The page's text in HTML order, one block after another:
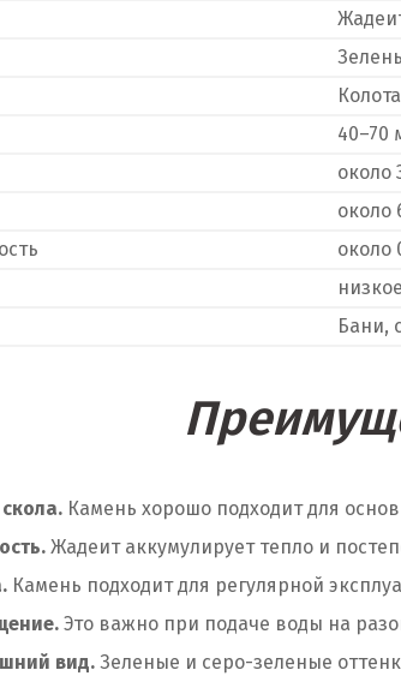
40–70
около
около
около
низкое
Бани,
Камень хорошо подходит для
Жадеит аккумулирует тепло и
Камень подходит для регулярной
Это важно при подаче воды на
вид. Зеленые и серо-зеленые